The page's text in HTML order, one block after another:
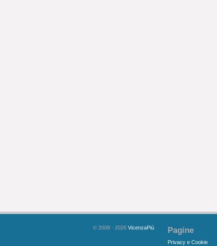
© 2008 - 2026 VicenzaPiù Pagine
Privacy e Cookie